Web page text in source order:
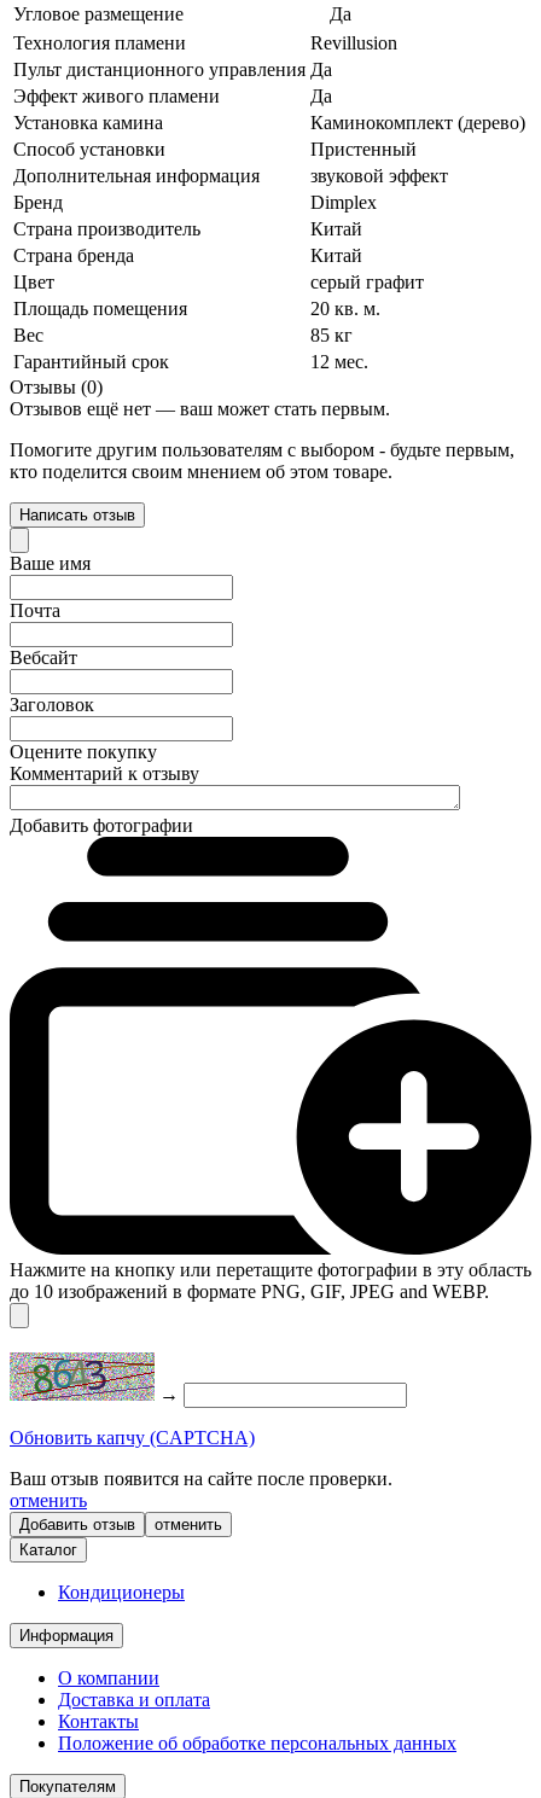
Угловое размещение
Да
Технология пламени
Revillusion
Пульт дистанционного управления Да
Эффект живого пламени
Да
Установка камина
Каминокомплект (дерево)
Способ установки
Пристенный
Дополнительная информация
звуковой эффект
Бренд
Dimplex
Страна производитель
Китай
Страна бренда
Китай
Цвет
серый графит
Площадь помещения
20 кв. м.
Вес
85 кг
Гарантийный срок
12 мес.
Отзывы (0)
Отзывов ещё нет — ваш может стать первым.
Помогите другим пользователям с выбором - будьте первым,
кто поделится своим мнением об этом товаре.
Написать отзыв
Ваше имя
Почта
Вебсайт
Заголовок
Оцените покупку
Комментарий к отзыву
Добавить фотографии
Нажмите на кнопку или перетащите фотографии в эту область
до 10 изображений в формате PNG, GIF, JPEG and WEBP.
→
Обновить капчу (CAPTCHA)
Ваш отзыв появится на сайте после проверки.
отменить
отменить
Каталог
Кондиционеры
Информация
О компании
Доставка и оплата
Контакты
Положение об обработке персональных данных
Покупателям